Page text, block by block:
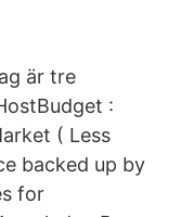
är tre
:
( Less
backed up by
for